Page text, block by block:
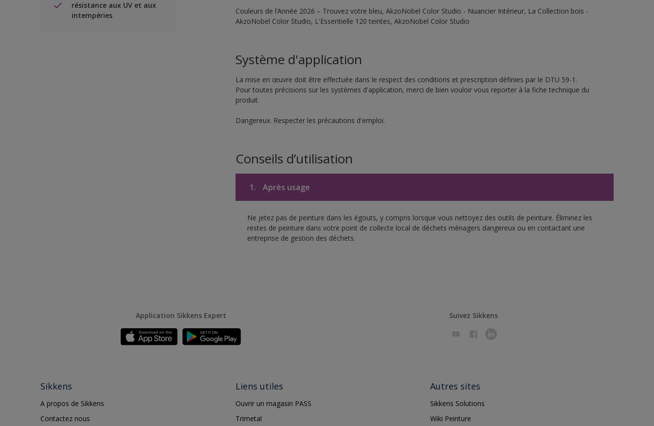
résistance aux UV et aux
intempéries
Couleurs de l’Année 2026 – Trouvez votre bleu, AkzoNobel Color Studio - Nuancier Intérieur, La Collection bois -
AkzoNobel Color Studio, L'Essentielle 120 teintes, AkzoNobel Color Studio
Système d'application
La mise en œuvre doit être effectuée dans le respect des conditions et prescription définies par le DTU 59-1.
Pour toutes précisions sur les systèmes d'application, merci de bien vouloir vous reporter à la fiche technique du
produit.
Dangereux. Respecter les précautions d'emploi.
Conseils d’utilisation
1. Après usage
Ne jetez pas de peinture dans les égouts, y compris lorsque vous nettoyez des outils de peinture. Éliminez les
restes de peinture dans votre point de collecte local de déchets ménagers dangereux ou en contactant une
entreprise de gestion des déchets.
Application Sikkens Expert Suivez Sikkens
Sikkens
A propos de Sikkens
Contactez nous
Liens utiles
Ouvrir un magasin PASS
Trimetal
Autres sites
Sikkens Solutions
Wiki Peinture